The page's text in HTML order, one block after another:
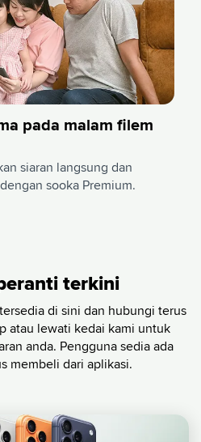
pada malam filem
siaran langsung dan
sooka Premium.
terkini
di sini dan hubungi terus
atau lewati kedai kami untuk
anda. Pengguna sedia ada
membeli dari aplikasi.